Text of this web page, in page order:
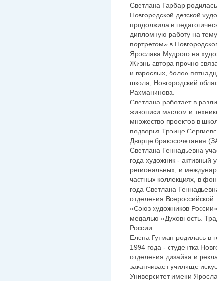
Светлана Гарбар
Новгородской детской
продолжила в
дипломную работу на
портретом» в
Ярослава Мудрого на
Жизнь автора прочно
и взрослых, более
школа, Новгородский
Рахманинова.
Светлана работает в
живописи маслом и
множество проектов в
подворья Троице
Дворце бракосочетания
Светлана Геннадьевна
года художник - активный
региональных, и
частных коллекциях, в
года Светлана
отделения Всероссийской
«Союз художников
медалью «Духовность.
России.
Елена Гутман родилась в
1994 года - студентка
отделения дизайна и
заканчивает училище
Университет имени